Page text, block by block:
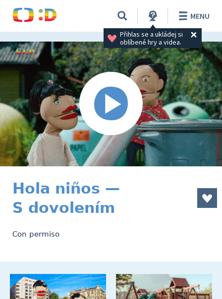
Přihlas se a ukládej si
oblíbené hry a videa.
MENU
Hola niños —
S dovolením
Con permiso